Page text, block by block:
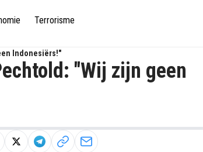
Terrorisme
Indonesiërs!"
"Wij zijn geen